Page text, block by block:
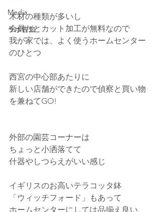
Media
ラボ告知
木材の種類が多いし
会員だとカット加工が無料なので
我が家では、よく使うホームセンター
のひとつ
西宮の中心部あたりに
新しい店舗ができたので偵察と買い物
を兼ねてGO!
外部の園芸コーナーは
ちょっと小洒落てて
什器やしつらえがいい感じ
イギリスのお高いテラコッタ鉢
「ウィッチフォード」もあって
ホームセンターにしては品揃え良い